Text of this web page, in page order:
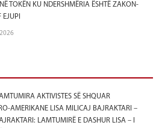
TOKËN KU NDERSHMËRIA ËSHTË ZAKON-
EJUPI
AKTIVISTES SË SHQUAR
AMERIKANE LISA MILICAJ BAJRAKTARI –
LAMTUMIRË E DASHUR LISA – I